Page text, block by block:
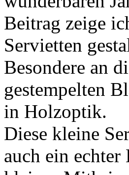
Beitrag zeige
Servietten
Besondere an
gestempelten
in Holzoptik.
Diese kleine
auch ein